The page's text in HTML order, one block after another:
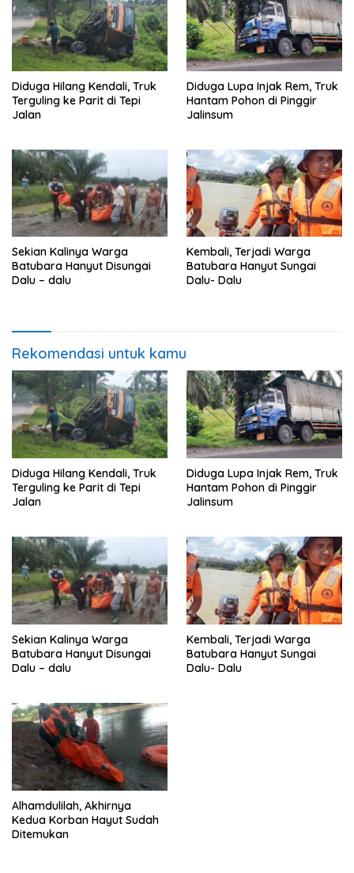
Diduga Hilang Kendali, Truk
Terguling ke Parit di Tepi
Jalan
Diduga Lupa Injak Rem, Truk
Hantam Pohon di Pinggir
Jalinsum
Sekian Kalinya Warga
Batubara Hanyut Disungai
Dalu – dalu
Kembali, Terjadi Warga
Batubara Hanyut Sungai
Dalu- Dalu
Rekomendasi untuk kamu
Diduga Hilang Kendali, Truk
Terguling ke Parit di Tepi
Jalan
Diduga Lupa Injak Rem, Truk
Hantam Pohon di Pinggir
Jalinsum
Sekian Kalinya Warga
Batubara Hanyut Disungai
Dalu – dalu
Kembali, Terjadi Warga
Batubara Hanyut Sungai
Dalu- Dalu
Alhamdulilah, Akhirnya
Kedua Korban Hayut Sudah
Ditemukan